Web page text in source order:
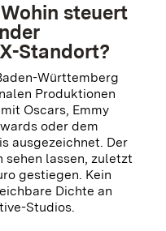
steuert
Standort?
Württemberg
Produktionen
Oscars, Emmy
oder dem
ausgezeichnet. Der
sehen lassen, zuletzt
gestiegen. Kein
Dichte an
Studios.